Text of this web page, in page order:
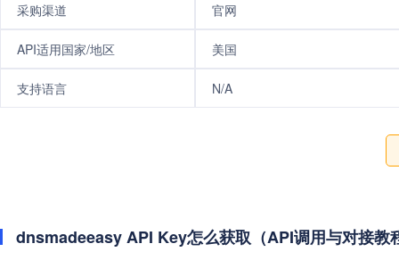
采购渠道 官网
API适用国家/地区 美国
支持语言 N/A
dnsmadeeasy API Key怎么获取（API调用与对接教